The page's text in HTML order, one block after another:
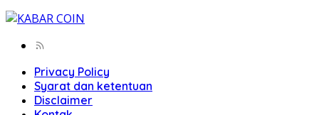
Privacy Policy
Syarat dan ketentuan
Disclaimer